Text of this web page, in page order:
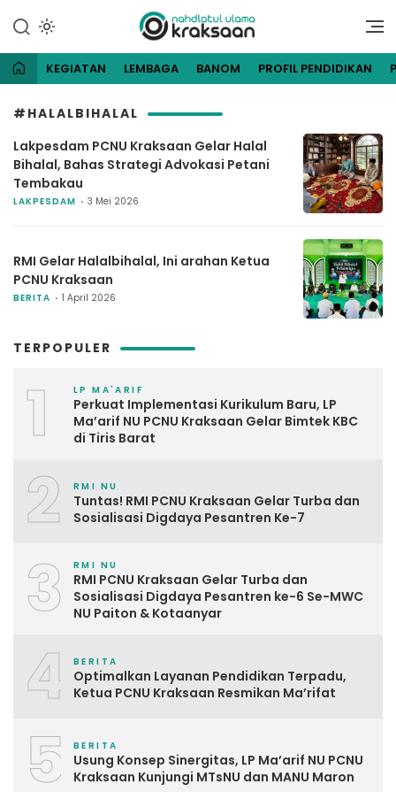
konten
NU Kraksaan
Website Resmi Pengurus
Kraksaan
KEGIATAN LEMBAGA BANOM PROFIL PENDIDIKAN
#HALALBIHALAL
Lakpesdam PCNU Kraksaan Gelar Halal
Bihalal, Bahas Strategi Advokasi Petani
Tembakau
LAKPESDAM 3 Mei 2026
RMI Gelar Halalbihalal, Ini arahan Ketua
PCNU Kraksaan
BERITA 1 April 2026
TERPOPULER
1 LP MA'ARIF
Perkuat Implementasi Kurikulum Baru, LP
Ma’arif NU PCNU Kraksaan Gelar Bimtek KBC
di Tiris Barat
2 RMI NU
Tuntas! RMI PCNU Kraksaan Gelar Turba dan
Sosialisasi Digdaya Pesantren Ke-7
3 RMI NU
RMI PCNU Kraksaan Gelar Turba dan
Sosialisasi Digdaya Pesantren ke-6 Se-MWC
NU Paiton & Kotaanyar
4 BERITA
Optimalkan Layanan Pendidikan Terpadu,
Ketua PCNU Kraksaan Resmikan Ma’rifat
5 BERITA
Usung Konsep Sinergitas, LP Ma’arif NU PCNU
Kraksaan Kunjungi MTsNU dan MANU Maron